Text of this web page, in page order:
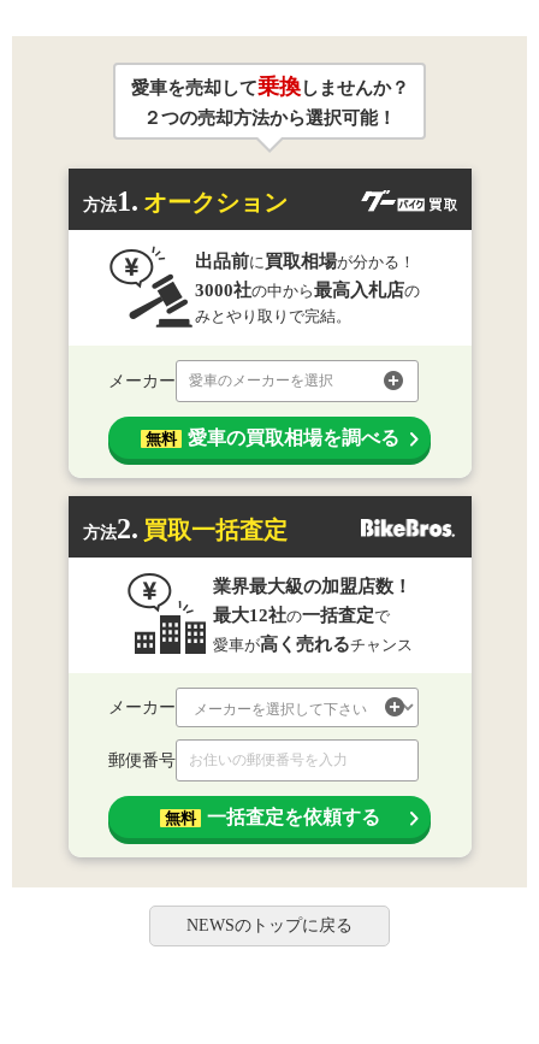
愛車を売却して乗換しませんか？
２つの売却方法から選択可能！
方法1. オークション
出品前に買取相場が分かる！
3000社の中から最高入札店の
みとやり取りで完結。
メーカー 愛車のメーカーを選択
無料 愛車の買取相場を調べる
方法2. 買取一括査定
業界最大級の加盟店数！
最大12社の一括査定で
愛車が高く売れるチャンス
メーカー
郵便番号
無料 一括査定を依頼する
NEWSのトップに戻る